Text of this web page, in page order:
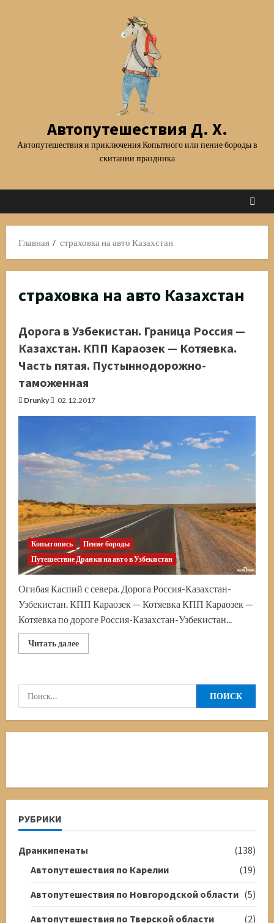
Автопутешествия Д. Х.
Автопутешествия и приключения Копытного или пение бороды в
скитании праздника
Главная страховка на авто Казахстан
страховка на авто Казахстан
Дорога в Узбекистан. Граница Россия —
Казахстан. КПП Караозек — Котяевка.
Часть пятая. Пустыннодорожно-
таможенная
Drunky 02.12.2017
Копытопись
Пение бороды
Путешествие Дранки на авто в Узбекистан
Огибая Каспий с севера. Дорога Россия-Казахстан-
Узбекистан. КПП Караозек — Котяевка КПП Караозек —
Котяевка по дороге Россия-Казахстан-Узбекистан...
Читать далееПрочитать
больше
Узбекистан.
—
Казахстан.
таможенная
Найти:
РУБРИКИ
Дранкипенаты
(138)
Автопутешествия по Карелии
(19)
Автопутешествия по Новгородской области (5)
Автопутешествия по Тверской области
(2)